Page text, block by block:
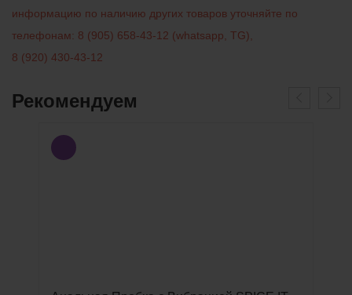
информацию по наличию других товаров уточняйте по
телефонам: 8 (905) 658-43-12 (whatsapp TG)
8 (920) 430-43-12
Рекомендуем